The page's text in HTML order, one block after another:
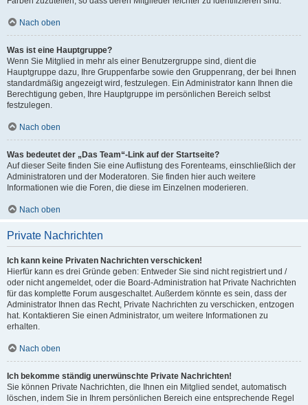
Nach oben
Was ist eine Hauptgruppe?
Wenn Sie Mitglied in mehr als einer Benutzergruppe sind, dient die
Hauptgruppe dazu, Ihre Gruppenfarbe sowie den Gruppenrang, der bei Ihnen
standardmäßig angezeigt wird, festzulegen. Ein Administrator kann Ihnen die
Berechtigung geben, Ihre Hauptgruppe im persönlichen Bereich selbst
festzulegen.
Nach oben
Was bedeutet der „Das Team“-Link auf der Startseite?
Auf dieser Seite finden Sie eine Auflistung des Forenteams, einschließlich der
Administratoren und der Moderatoren. Sie finden hier auch weitere
Informationen wie die Foren, die diese im Einzelnen moderieren.
Nach oben
Private Nachrichten
Ich kann keine Privaten Nachrichten verschicken!
Hierfür kann es drei Gründe geben: Entweder Sie sind nicht registriert und /
oder nicht angemeldet, oder die Board-Administration hat Private Nachrichten
für das komplette Forum ausgeschaltet. Außerdem könnte es sein, dass der
Administrator Ihnen das Recht, Private Nachrichten zu verschicken, entzogen
hat. Kontaktieren Sie einen Administrator, um weitere Informationen zu
erhalten.
Nach oben
Ich bekomme ständig unerwünschte Private Nachrichten!
Sie können Private Nachrichten, die Ihnen ein Mitglied sendet, automatisch
löschen, indem Sie in Ihrem persönlichen Bereich eine entsprechende Regel